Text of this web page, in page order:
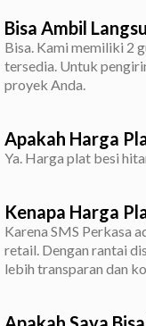
Bisa Ambil
Bisa. Kami memiliki 2
tersedia. Untuk
proyek Anda.
Apakah Harga
Ya. Harga plat besi
Kenapa Harga
Karena SMS Perkasa
retail. Dengan rantai
lebih transparan dan